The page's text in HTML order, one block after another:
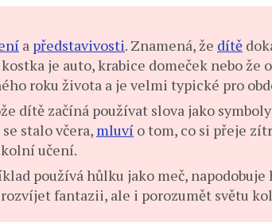
a představivosti. Znamená, že dítě
je auto, krabice domeček nebo že
roku života a je velmi typické pro
dítě začíná používat slova jako
stalo včera, mluví o tom, co si přeje
učení.
používá hůlku jako meč, napodobuje
fantazii, ale i porozumět světu